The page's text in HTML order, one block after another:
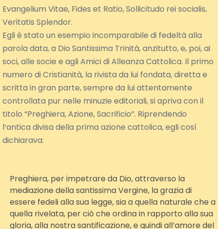
Evangelium Vitae, Fides et Ratio, Sollicitudo rei socialis,
Veritatis Splendor.
Egli è stato un esempio incomparabile di fedeltà alla
parola data, a Dio Santissima Trinità, anzitutto, e, poi, ai
soci, alle socie e agli Amici di Alleanza Cattolica. Il primo
numero di Cristianità, la rivista da lui fondata, diretta e
scritta in gran parte, sempre da lui attentamente
controllata pur nelle minuzie editoriali, si apriva con il
titolo “Preghiera, Azione, Sacrificio”. Riprendendo
l’antica divisa della prima azione cattolica, egli così
dichiarava:
Preghiera, per impetrare da Dio, attraverso la
mediazione della santissima Vergine, la grazia di
essere fedeli alla sua legge, sia a quella naturale che a
quella rivelata, per ciò che ordina in rapporto alla sua
gloria, alla nostra santificazione, e quindi all’amore del